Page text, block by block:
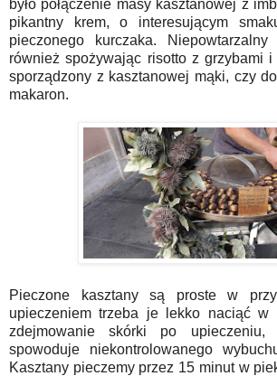
było połączenie masy kasztanowej z
pikantny krem, o interesującym
pieczonego kurczaka.
również spożywając risotto z grzybami
sporządzony z kasztanowej mąki, czy
makaron.
Pieczone kasztany są proste w
upieczeniem trzeba je lekko naciąć w
zdejmowanie skórki po
spowoduje niekontrolowanego
Kasztany pieczemy przez 15 minut w